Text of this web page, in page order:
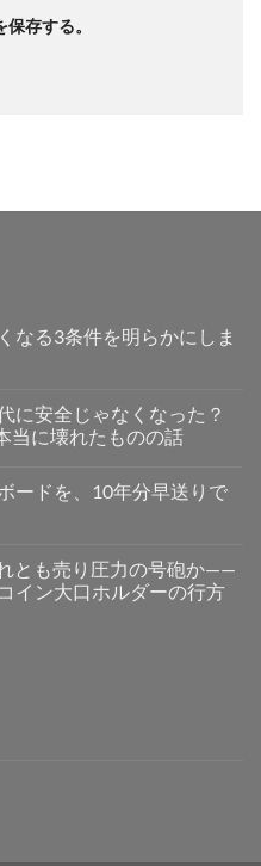
存する。
なる3条件を明らかにしま
に安全じゃなくなった？
当に壊れたものの話
ードを、10年分早送りで
とも売り圧力の号砲か——
イン大口ホルダーの行方